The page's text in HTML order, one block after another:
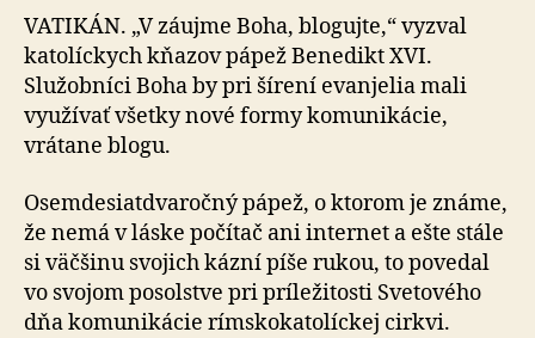
VATIKÁN. „V záujme Boha, blogujte,“ vyzval
katolíckych kňazov pápež Benedikt XVI.
Služobníci Boha by pri šírení evanjelia mali
využívať všetky nové formy komunikácie,
vrátane blogu.
Osemdesiatdvaročný pápež, o ktorom je známe,
že nemá v láske počítač ani internet a ešte stále
si väčšinu svojich kázní píše rukou, to povedal
vo svojom posolstve pri príležitosti Svetového
dňa komunikácie rímskokatolíckej cirkvi.